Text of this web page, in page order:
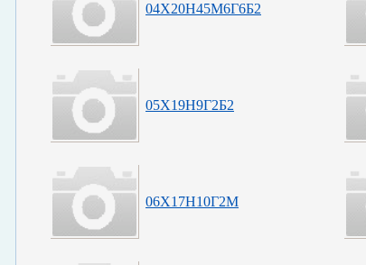
04Х20Н45М6Г6Б2
05Х19Н9Г2Б2
06Х17Н10Г2М